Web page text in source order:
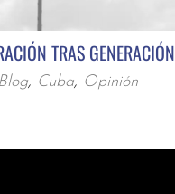
TRAS GENERACIÓN
Blog, Cuba, Opinión